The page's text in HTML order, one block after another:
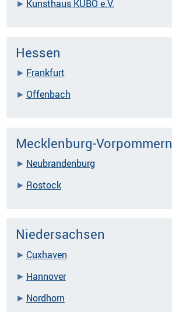
Kunsthaus KUBO e.V.
Hessen
Frankfurt
Offenbach
Mecklenburg-Vorpommern
Neubrandenburg
Rostock
Niedersachsen
Cuxhaven
Hannover
Nordhorn